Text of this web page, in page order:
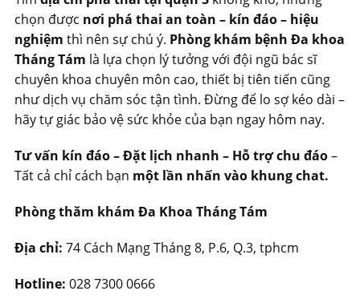
chọn được nơi phá thai an toàn – kín đáo – hiệu
nghiệm thì nên sự chú ý. Phòng khám bệnh Đa khoa
Tháng Tám là lựa chọn lý tưởng với đội ngũ bác sĩ
chuyên khoa chuyên môn cao, thiết bị tiên tiến cũng
như dịch vụ chăm sóc tận tình. Đừng để lo sợ kéo dài –
hãy tự giác bảo vệ sức khỏe của bạn ngay hôm nay.
Tư vấn kín đáo – Đặt lịch nhanh – Hỗ trợ chu đáo–
Tất cả chỉ cách bạn một lần nhấn vào khung chat.
Phòng thăm khám Đa Khoa Tháng Tám
Địa chỉ: 74 Cách Mạng Tháng 8, P.6, Q.3, tphcm
Hotline: 028 7300 0666